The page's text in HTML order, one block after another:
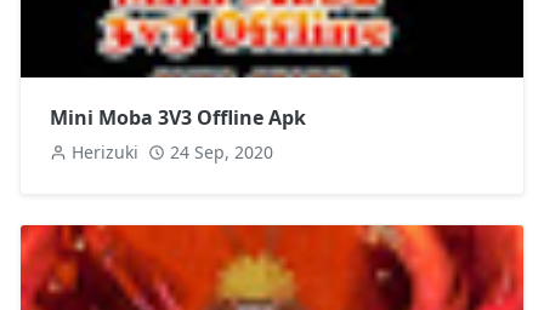
Mini Moba 3V3 Offline Apk
Herizuki 24 Sep, 2020